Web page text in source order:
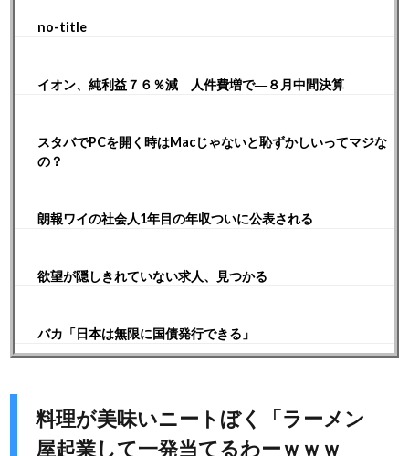
no-title
イオン、純利益７６％減 人件費増で―８月中間決算
スタバでPCを開く時はMacじゃないと恥ずかしいってマジな
の？
朗報ワイの社会人1年目の年収ついに公表される
欲望が隠しきれていない求人、見つかる
バカ「日本は無限に国債発行できる」
料理が美味いニートぼく「ラーメン
屋起業して一発当てるわーｗｗｗ